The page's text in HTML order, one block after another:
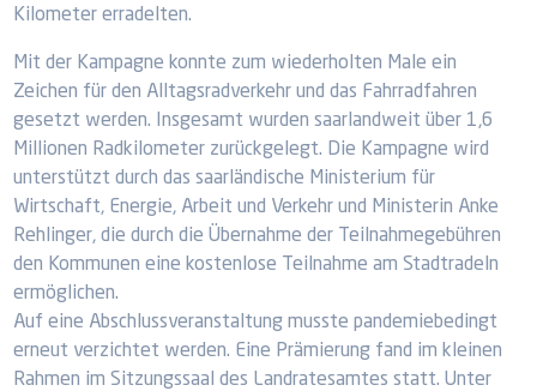
Kilometer erradelten.
Mit der Kampagne konnte zum wiederholten Male ein
Zeichen für den Alltagsradverkehr und das Fahrradfahren
gesetzt werden. Insgesamt wurden saarlandweit über 1,6
Millionen Radkilometer zurückgelegt. Die Kampagne wird
unterstützt durch das saarländische Ministerium für
Wirtschaft, Energie, Arbeit und Verkehr und Ministerin Anke
Rehlinger, die durch die Übernahme der Teilnahmegebühren
den Kommunen eine kostenlose Teilnahme am Stadtradeln
ermöglichen.
Auf eine Abschlussveranstaltung musste pandemiebedingt
erneut verzichtet werden. Eine Prämierung fand im kleinen
Rahmen im Sitzungssaal des Landratesamtes statt. Unter